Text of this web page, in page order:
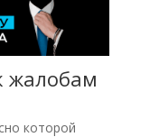
жалобам
которой